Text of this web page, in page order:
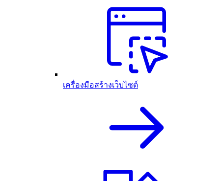
เครื่องมือสร้างเว็บไซต์